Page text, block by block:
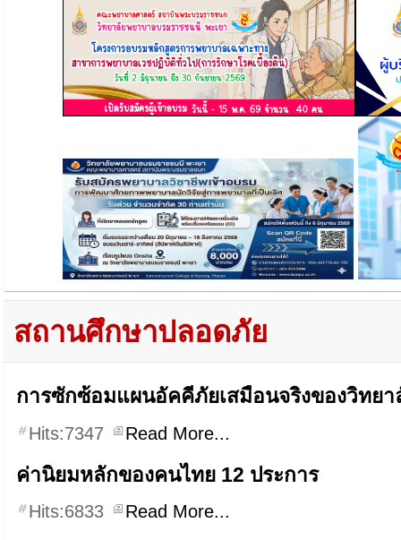
สถานศึกษาปลอดภัย
การซักซ้อมแผนอัคคีภัยเสมือนจริงของวิทย
Hits:7347 Read More...
ค่านิยมหลักของคนไทย 12 ประการ
Hits:6833 Read More...